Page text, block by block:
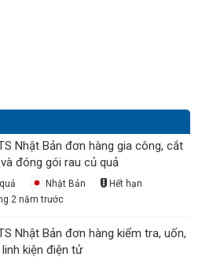
Nhật Bản đơn hàng gia công, cắt
đóng gói rau củ quả
Nhật Bản
Hết hạn
2 năm trước
Nhật Bản đơn hàng kiểm tra, uốn,
kiện điện tử